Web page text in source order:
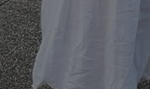
” w stopce serwisu i
także za pomocą ustawień
i Agora S.A. możemy
geolokalizacyjnych.
na urządzeniu lub dostęp